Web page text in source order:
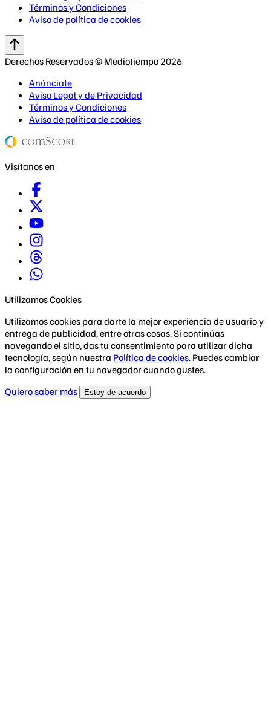
Términos y Condiciones
Aviso de política de cookies
Derechos Reservados © Mediotiempo 2026
Anúnciate
Aviso Legal y de Privacidad
Términos y Condiciones
Aviso de política de cookies
Visítanos en
Utilizamos Cookies
Utilizamos cookies para darte la mejor experiencia de usuario y
entrega de publicidad, entre otras cosas. Si continúas
navegando el sitio, das tu consentimiento para utilizar dicha
tecnología, según nuestra Política de cookies. Puedes cambiar
la configuración en tu navegador cuando gustes.
Quiero saber más
Estoy de acuerdo